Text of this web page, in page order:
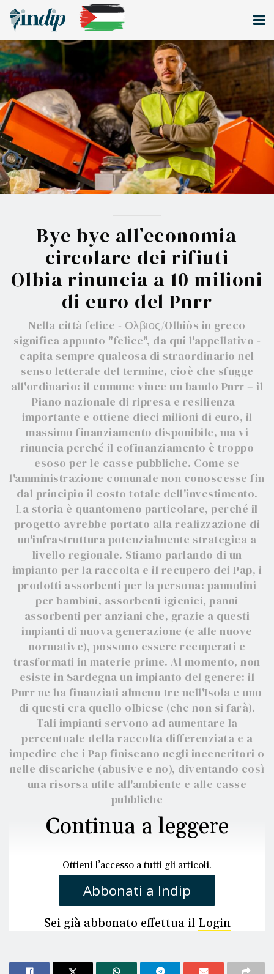
Bye bye all’economia
circolare dei rifiuti
Olbia rinuncia a 10 milioni
di euro del Pnrr
Nella città felice - Ολβιος/Olbiòs in greco
significa appunto "felice", da qui l'appellativo -
capita sempre qualcosa di straordinario nel
senso letterale del termine, cioè che sfugge
all'ordinario: il comune vince un bando Pnrr – il
Piano nazionale di ripresa e resilienza -
importante e ottiene dieci milioni di euro, il
massimo finanziamento disponibile, ma vi
rinuncia perché il cofinanziamento è troppo
esoso per le casse pubbliche. Come se
l'amministrazione comunale non conoscesse fin
dal principio il costo totale dell'investimento.
La storia è quantomeno particolare, perché il
progetto avrebbe portato alla realizzazione di
un'infrastruttura potenzialmente strategica a
livello regionale. Stiamo parlando di un
impianto per la raccolta e il recupero dei Pap, i
prodotti assorbenti per la persona: pannolini
per bambini, assorbenti igienici, panni
assorbenti per anziani che, grazie a questi
impianti di nuova generazione (e alle nuove
normative), possono essere recuperati e
trasformati in materie prime. Al momento, non
esiste in Sardegna un impianto del genere: il
Pnrr ne ha finanziati almeno tre nell'Isola e uno
di questi era quello olbiese (che non si farà).
Tali impianti servono ad aumentare la
percentuale della raccolta differenziata e a
impedire che i Pap finiscano negli inceneritori o
nelle discariche (abusive e no), diventando così
una risorsa utile all'ambiente e alle casse
pubbliche
Continua a leggere
Ottieni l’accesso a tutti gli articoli.
Abbonati a Indip
Sei già abbonato effettua il Login